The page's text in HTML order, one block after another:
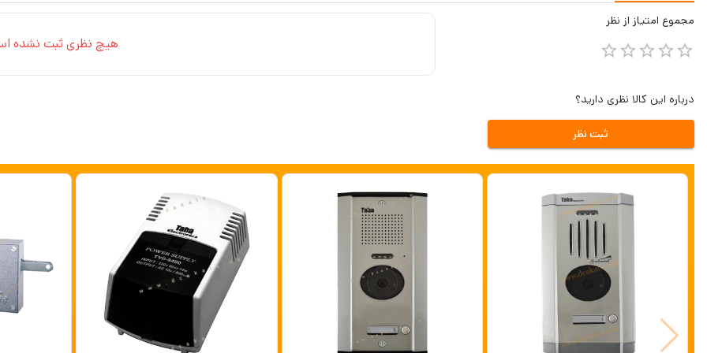
مجموع امتیاز از نظر
درباره این کالا نظری دارید؟
ثبت نظر
هیچ نظری ثبت نشده